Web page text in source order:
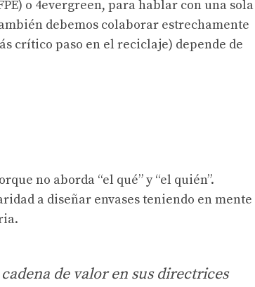
o 4evergreen, para hablar con una sola
debemos colaborar estrechamente
crítico paso en el reciclaje) depende de
no aborda “el qué” y “el quién”.
a diseñar envases teniendo en mente
de valor en sus directrices